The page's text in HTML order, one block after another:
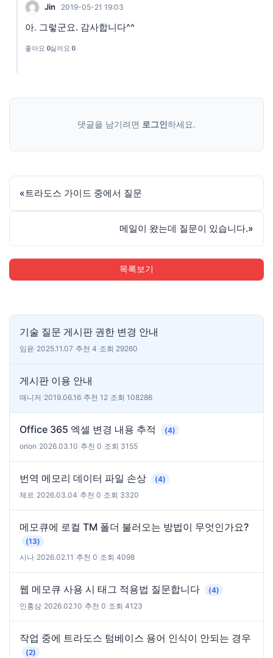
Jin 2019-05-21 19:03
아. 그렇군요. 감사합니다^^
좋아요 0싫어요 0
댓글을 남기려면 로그인하세요.
«트라도스 가이드 중에서 질문
메일이 왔는데 질문이 있습니다.»
목록보기
기술 질문 게시판 권한 변경 안내
임윤 2025.11.07 추천 4 조회 29260
게시판 이용 안내
매니저 2019.06.16 추천 12 조회 108286
Office 365 엑셀 변경 내용 추적
(4)
orion 2026.03.10 추천 0 조회 3155
번역 메모리 데이터 파일 손상
(4)
체르 2026.03.04 추천 0 조회 3320
메모큐에 로컬 TM 폴더 불러오는 방법이 무엇인가요?
(13)
시나 2026.02.11 추천 0 조회 4098
웹 메모큐 사용 시 태그 적용법 질문합니다
(4)
인홍삼 2026.02.10 추천 0 조회 4123
작업 중에 트라도스 텀베이스 용어 인식이 안되는 경우
(2)